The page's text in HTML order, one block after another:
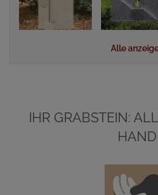
Alle
IHR GRABSTEIN:
HAND